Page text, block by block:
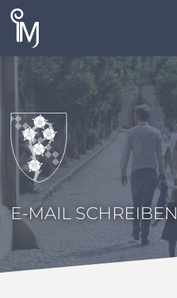
E-MAIL SCHREIBEN